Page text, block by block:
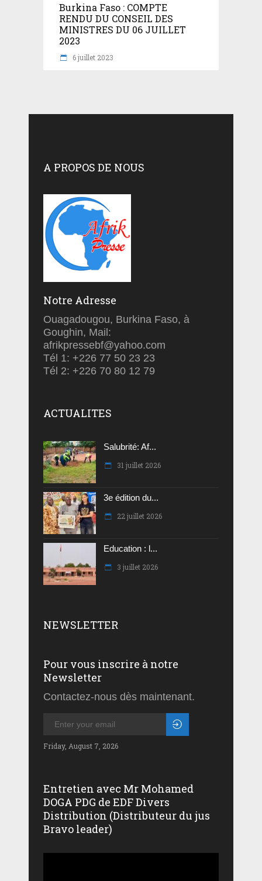
Burkina Faso : COMPTE
RENDU DU CONSEIL DES
MINISTRES DU 06 JUILLET
2023
6 juillet 2023
A PROPOS DE NOUS
Notre Adresse
Ouagadougou, Burkina Faso, à
Goughin, Mail:
afrikpressebf@yahoo.com
Tél 1: +226 77 50 23 23
Tél 2: +226 70 80 12 79
ACTUALITES
Salubrité: Af...
31 juillet 2026
3e édition du...
22 juillet 2026
Education : l...
3 juillet 2026
NEWSLETTER
Pour vous inscrire à notre
Newsletter
Contactez-nous dès maintenant.
Friday, August 7, 2026
Entretien avec Mr Mohamed
DOGA PDG de EDF Divers
Distribution (Distributeur du jus
Bravo leader)